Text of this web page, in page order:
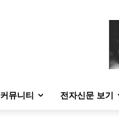
커뮤니티 전자신문 보기